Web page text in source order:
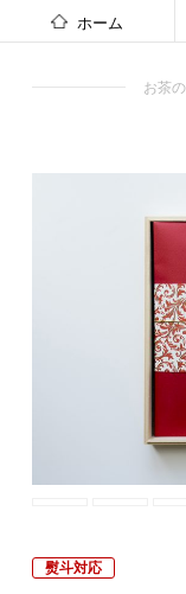
ホーム
お茶
熨斗対応